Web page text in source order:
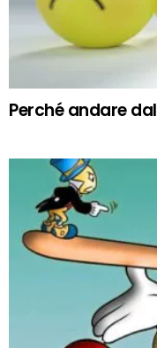
Perché andare